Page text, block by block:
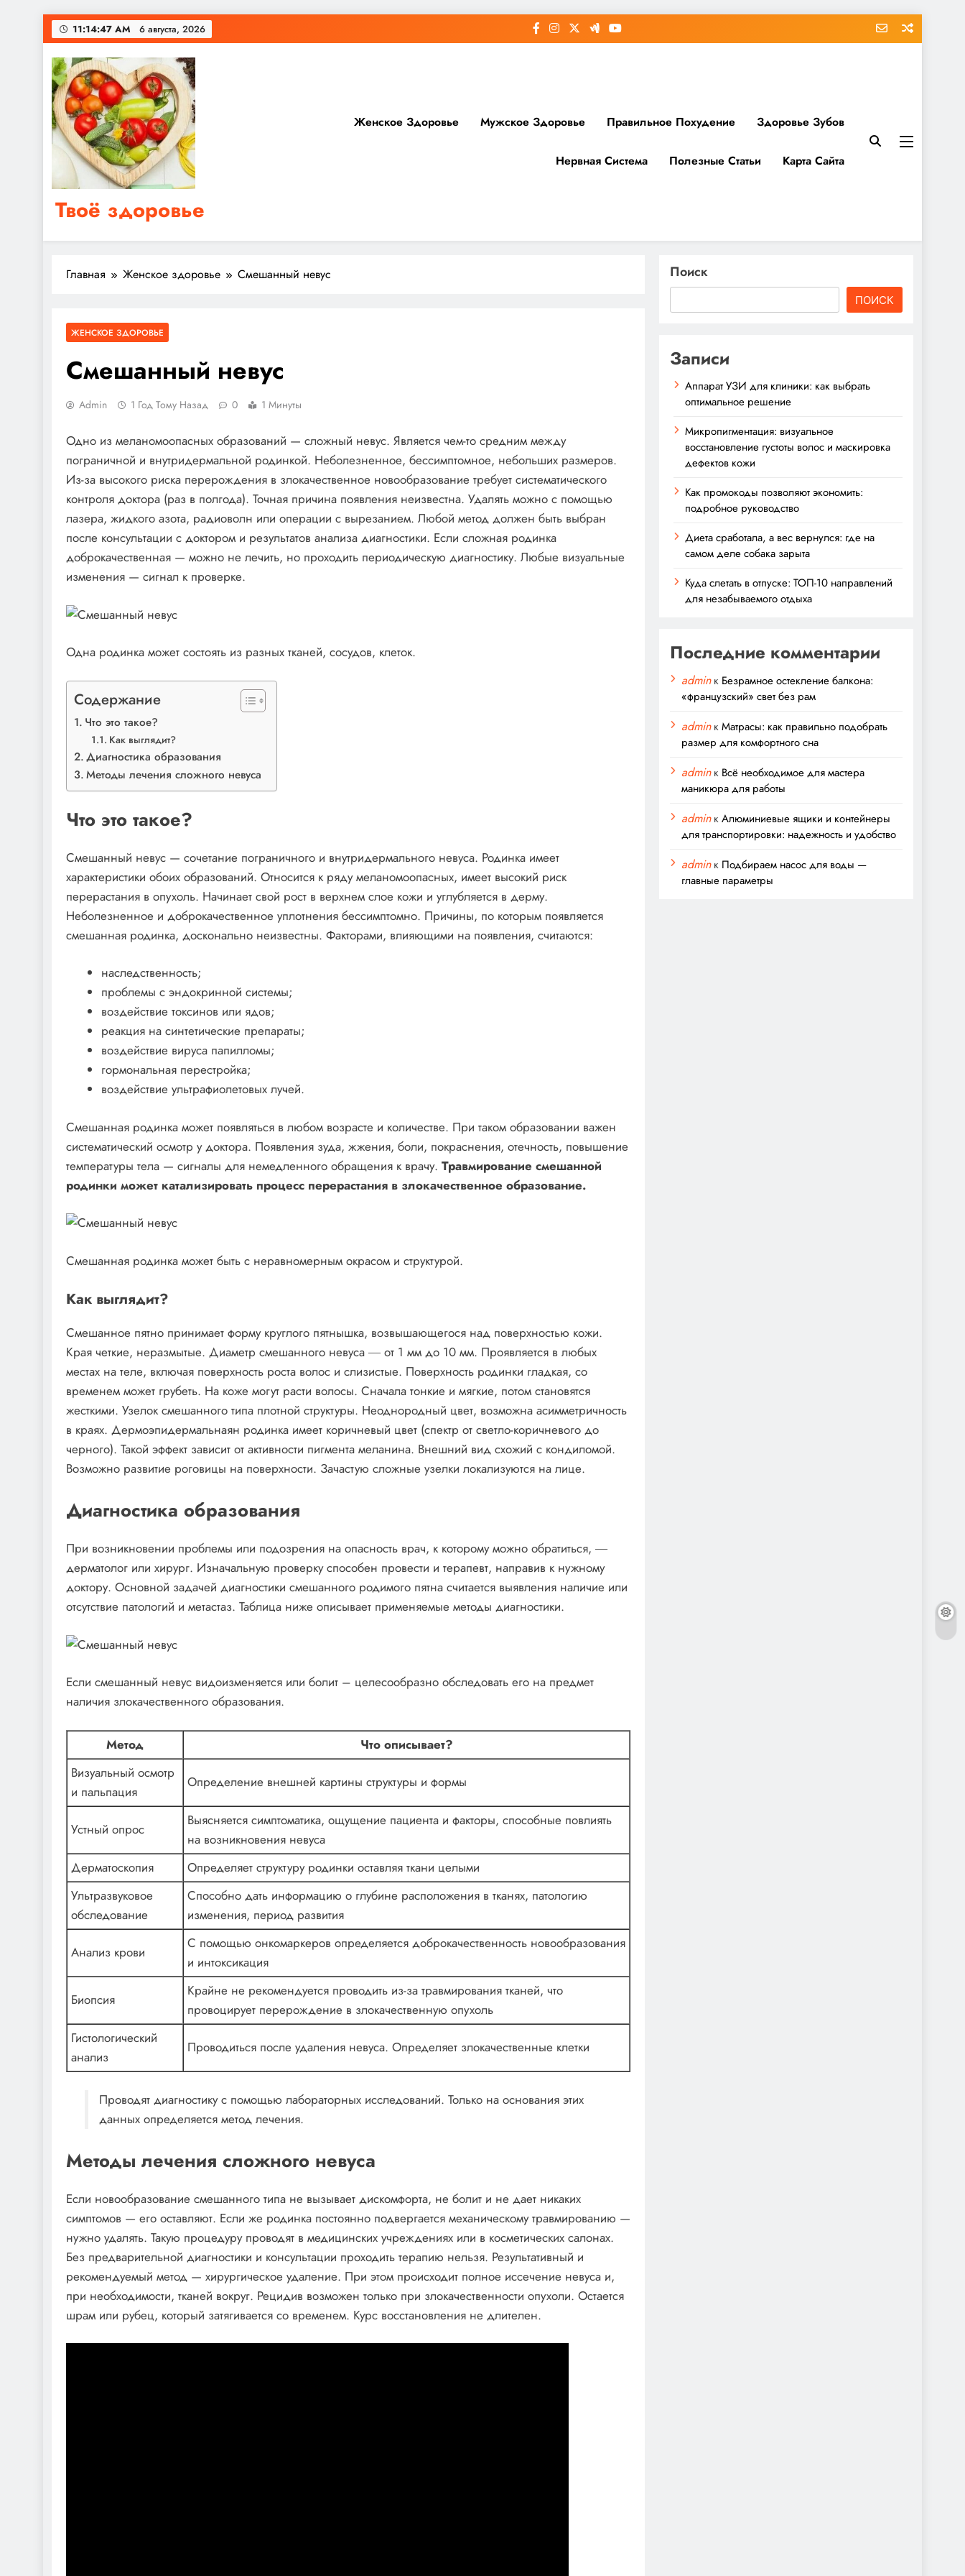
Перейти
к
содержимому
11:14:48 AM 6 августа, 2026
Твоё здоровье
Сайт о правильном питании, женском и мужском здоровье
Женское Здоровье Мужское Здоровье Правильное Похудение Здоровье Зубов
Нервная Система Полезные Статьи Карта Сайта
Главная Женское здоровье Смешанный невус
ЖЕНСКОЕ ЗДОРОВЬЕ
Смешанный невус
Admin 1 Год Тому Назад 0 1 Минуты
Одно из меланомоопасных образований — сложный невус. Является чем-то средним между
пограничной и внутридермальной родинкой. Неболезненное, бессимптомное, небольших размеров.
Из-за высокого риска перерождения в злокачественное новообразование требует систематического
контроля доктора (раз в полгода). Точная причина появления неизвестна. Удалять можно с помощью
лазера, жидкого азота, радиоволн или операции с вырезанием. Любой метод должен быть выбран
после консультации с доктором и результатов анализа диагностики. Если сложная родинка
доброкачественная — можно не лечить, но проходить периодическую диагностику. Любые визуальные
изменения — сигнал к проверке.
Одна родинка может состоять из разных тканей, сосудов, клеток.
Содержание
Что это такое?
Как выглядит?
Диагностика образования
Методы лечения сложного невуса
Что это такое?
Смешанный невус — сочетание пограничного и внутридермального невуса. Родинка имеет
характеристики обоих образований. Относится к ряду меланомоопасных, имеет высокий риск
перерастания в опухоль. Начинает свой рост в верхнем слое кожи и углубляется в дерму.
Неболезненное и доброкачественное уплотнения бессимптомно. Причины, по которым появляется
смешанная родинка, досконально неизвестны. Факторами, влияющими на появления, считаются:
наследственность;
проблемы с эндокринной системы;
воздействие токсинов или ядов;
реакция на синтетические препараты;
воздействие вируса папилломы;
гормональная перестройка;
воздействие ультрафиолетовых лучей.
Смешанная родинка может появляться в любом возрасте и количестве. При таком образовании важен
систематический осмотр у доктора. Появления зуда, жжения, боли, покраснения, отечность, повышение
температуры тела — сигналы для немедленного обращения к врачу. Травмирование смешанной
родинки может катализировать процесс перерастания в злокачественное образование.
Смешанная родинка может быть с неравномерным окрасом и структурой.
Как выглядит?
Смешанное пятно принимает форму круглого пятнышка, возвышающегося над поверхностью кожи.
Края четкие, неразмытые. Диаметр смешанного невуса ― от 1 мм до 10 мм. Проявляется в любых
местах на теле, включая поверхность роста волос и слизистые. Поверхность родинки гладкая, со
временем может грубеть. На коже могут расти волосы. Сначала тонкие и мягкие, потом становятся
жесткими. Узелок смешанного типа плотной структуры. Неоднородный цвет, возможна асимметричность
в краях. Дермоэпидермальнаян родинка имеет коричневый цвет (спектр от светло-коричневого до
черного). Такой эффект зависит от активности пигмента меланина. Внешний вид схожий с кондиломой.
Возможно развитие роговицы на поверхности. Зачастую сложные узелки локализуются на лице.
Диагностика образования
При возникновении проблемы или подозрения на опасность врач, к которому можно обратиться, ―
дерматолог или хирург. Изначальную проверку способен провести и терапевт, направив к нужному
доктору. Основной задачей диагностики смешанного родимого пятна считается выявления наличие или
отсутствие патологий и метастаз. Таблица ниже описывает применяемые методы диагностики.
Если смешанный невус видоизменяется или болит – целесообразно обследовать его на предмет
наличия злокачественного образования.
Метод
Что описывает?
Визуальный осмотр
и пальпация
Определение внешней картины структуры и формы
Устный опрос
Выясняется симптоматика, ощущение пациента и факторы, способные повлиять
на возникновения невуса
Дерматоскопия
Определяет структуру родинки оставляя ткани целыми
Ультразвуковое
обследование
Способно дать информацию о глубине расположения в тканях, патологию
изменения, период развития
Анализ крови
С помощью онкомаркеров определяется доброкачественность новообразования
и интоксикация
Биопсия
Крайне не рекомендуется проводить из-за травмирования тканей, что
провоцирует перерождение в злокачественную опухоль
Гистологический
анализ
Проводиться после удаления невуса. Определяет злокачественные клетки
Проводят диагностику с помощью лабораторных исследований. Только на основания этих
данных определяется метод лечения.
Методы лечения сложного невуса
Если новообразование смешанного типа не вызывает дискомфорта, не болит и не дает никаких
симптомов — его оставляют. Если же родинка постоянно подвергается механическому травмированию —
нужно удалять. Такую процедуру проводят в медицинских учреждениях или в косметических салонах.
Без предварительной диагностики и консультации проходить терапию нельзя. Результативный и
рекомендуемый метод — хирургическое удаление. При этом происходит полное иссечение невуса и,
при необходимости, тканей вокруг. Рецидив возможен только при злокачественности опухоли. Остается
шрам или рубец, который затягивается со временем. Курс восстановления не длителен.
Поиск
ПОИСК
Записи
Аппарат УЗИ для клиники: как выбрать
оптимальное решение
Микропигментация: визуальное
восстановление густоты волос и маскировка
дефектов кожи
Как промокоды позволяют экономить:
подробное руководство
Диета сработала, а вес вернулся: где на
самом деле собака зарыта
Куда слетать в отпуске: ТОП-10 направлений
для незабываемого отдыха
Последние комментарии
adminк Безрамное остекление балкона:
«французский» свет без рам
adminкМатрасы: как правильно подобрать
размер для комфортного сна
adminк Всё необходимое для мастера
маникюра для работы
adminкАлюминиевые ящики и контейнеры
для транспортировки: надежность и удобство
adminк Подбираем насос для воды —
главные параметры